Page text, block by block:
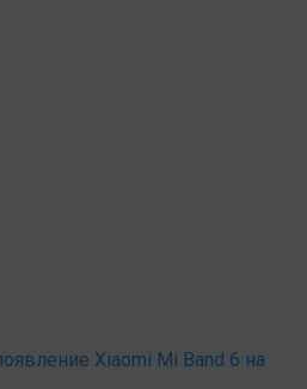
Xiaomi Mi Band 6 на